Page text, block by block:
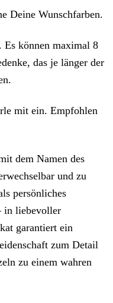
Deine Wunschfarben.
können maximal 8
das je länger der
mit ein. Empfohlen
dem Namen des
und zu
persönliches
in liebevoller
garantiert ein
zum Detail
zu einem wahren